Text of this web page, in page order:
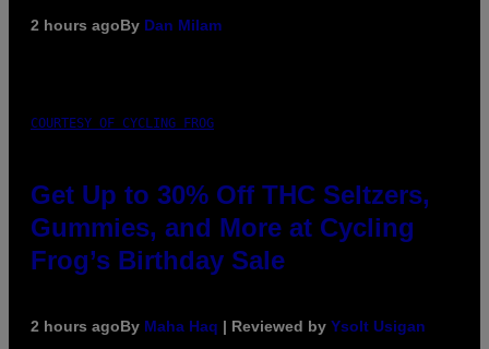
2 hours agoBy Dan Milam
COURTESY OF CYCLING FROG
Get Up to 30% Off THC Seltzers,
Gummies, and More at Cycling
Frog’s Birthday Sale
2 hours agoBy Maha Haq | Reviewed by Ysolt Usigan